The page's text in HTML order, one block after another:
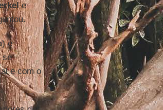
e
e
se
e com o